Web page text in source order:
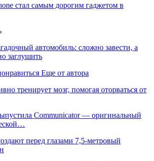
стал самым дорогим гаджетом в
автомобиль: сложно завести, а
заглушить
Еще от автора
тренирует мозг, помогая оторваться от
Communicator — оригинальный
перед глазами 7,5-метровый